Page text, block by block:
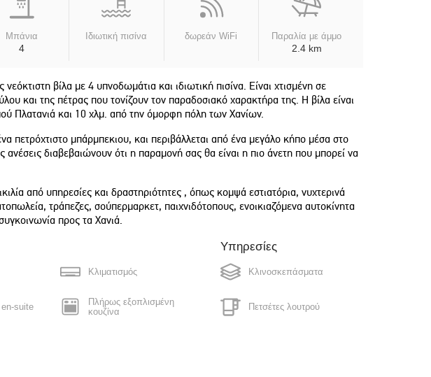
que nous avons
disponibles. Une
! Je le recommande
"We only wish we could have stayed
looking for a relaxing and memorable
"We had a very nice staying.
great for us."
Μπάνια
4
Ιδιωτική πισίνα δωρεάν WiFi Παραλία με άμμο
2.4 km
βίλα με 4 υπνοδωμάτια και ιδιωτική πισίνα. Είναι χτισμένη σε
και της πέτρας που τονίζουν τον παραδοσιακό χαρακτήρα της. Η βίλα είναι
Πλατανιά και 10 χλμ. από την όμορφη πόλη των Χανίων.
πετρόχτιστο μπάρμπεκιου, και περιβάλλεται από ένα μεγάλο κήπο μέσα στο
διαβεβαιώνουν ότι η παραμονή σας θα είναι η πιο άνετη που μπορεί να
από υπηρεσίες και δραστηριότητες , όπως κομψά εστιατόρια, νυχτερινά
τράπεζες, σούπερμαρκετ, παιχνιδότοπους, ενοικιαζόμενα αυτοκίνητα
προς τα Χανιά.
Κλιματισμός
suite
Πλήρως εξοπλισμένη
κουζίνα
Υπηρεσίες
Κλινοσκεπάσματα
Πετσέτες λουτρού